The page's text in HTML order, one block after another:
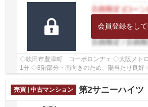
会員登録をし
◇吹田市豊津町 コーポロンヂェ ◇大阪メト
1分 ◇8階部分・南向きのため、陽当たり良
売買 | 中古マンション
第2サニーハイツ